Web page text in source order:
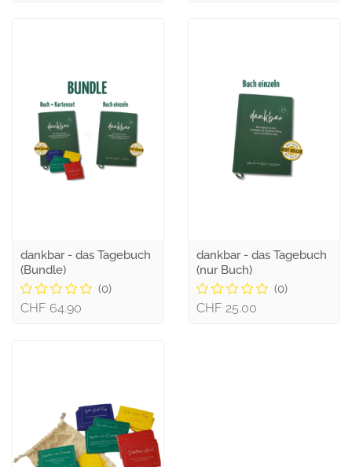
dankbar - das Tagebuch
(Bundle)
(0)
CHF 64.90
dankbar - das Tagebuch
(nur Buch)
(0)
CHF 25.00